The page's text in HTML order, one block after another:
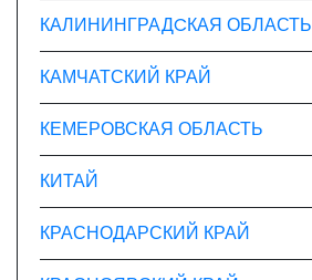
КАЛИНИНГРАДCКАЯ ОБЛАСТЬ
КАМЧАТСКИЙ КРАЙ
КЕМЕРОВСКАЯ ОБЛАСТЬ
КИТАЙ
КРАСНОДАРСКИЙ КРАЙ